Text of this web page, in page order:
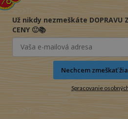
Už nikdy nezmeškáte DOPRAVU
CENY 🙂📚
Nechcem zmeškať
Spracovanie